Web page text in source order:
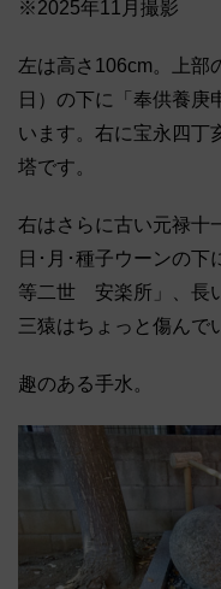
※2025年11月撮影
左は高さ106cm。上部
日）の下に「奉供養庚
います。右に宝永四丁
塔です。
右はさらに古い元禄十
日･月･種子ウーンの
等二世 安楽所」、長
三猿はちょっと傷んで
趣のある手水。